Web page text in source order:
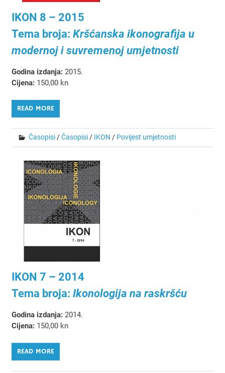
IKON 8 – 2015
Tema broja: Kršćanska ikonografija u
modernoj i suvremenoj umjetnosti
Godina izdanja:2015.
Cijena:150,00 kn
READ MORE
Časopisi/Časopisi/ IKON / Povijest umjetnosti
IKON 7 – 2014
Tema broja: Ikonologija na raskršću
Godina izdanja:2014.
Cijena:150,00 kn
READ MORE